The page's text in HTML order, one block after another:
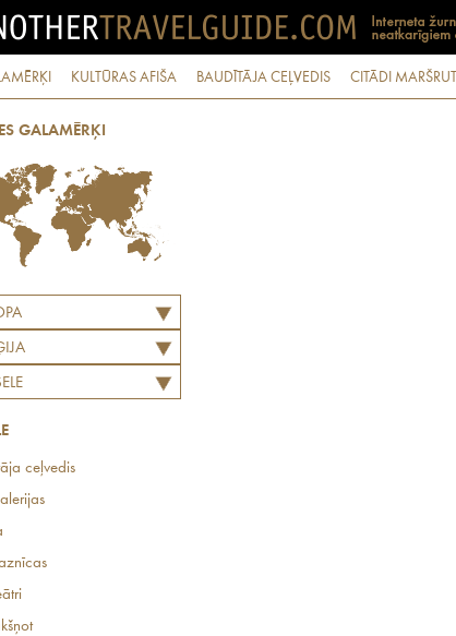
KULTŪRAS AFIŠA BAUDĪTĀJA CEĻVEDIS CITĀDI MARŠRUTI
GALAMĒRĶI
ceļvedis